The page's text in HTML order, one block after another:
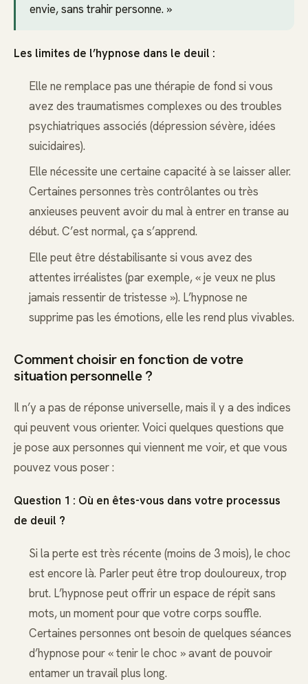
envie, sans trahir personne. »
Les limites de l’hypnose dans le deuil :
Elle ne remplace pas une thérapie de fond si vous
avez des traumatismes complexes ou des troubles
psychiatriques associés (dépression sévère, idées
suicidaires).
Elle nécessite une certaine capacité à se laisser aller.
Certaines personnes très contrôlantes ou très
anxieuses peuvent avoir du mal à entrer en transe au
début. C’est normal, ça s’apprend.
Elle peut être déstabilisante si vous avez des
attentes irréalistes (par exemple, « je veux ne plus
jamais ressentir de tristesse »). L’hypnose ne
supprime pas les émotions, elle les rend plus vivables.
Comment choisir en fonction de votre
situation personnelle ?
Il n’y a pas de réponse universelle, mais il y a des indices
qui peuvent vous orienter. Voici quelques questions que
je pose aux personnes qui viennent me voir, et que vous
pouvez vous poser :
Question 1 : Où en êtes-vous dans votre processus
de deuil ?
Si la perte est très récente (moins de 3 mois), le choc
est encore là. Parler peut être trop douloureux, trop
brut. L’hypnose peut offrir un espace de répit sans
mots, un moment pour que votre corps souffle.
Certaines personnes ont besoin de quelques séances
d’hypnose pour « tenir le choc » avant de pouvoir
entamer un travail plus long.